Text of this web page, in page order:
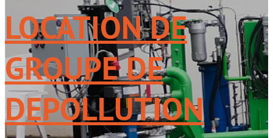
LOCATION DE
GROUPE DE
DEPOLLUTION